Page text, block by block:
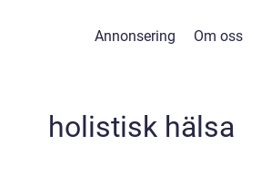
Annonsering Om oss
holistisk hälsa